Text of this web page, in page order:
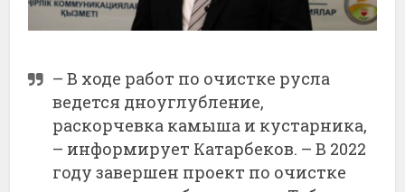
– В ходе работ по очистке русла
ведется дноуглубление,
раскорчевка камыша и кустарника,
– информирует Катарбеков. – В 2022
году завершен проект по очистке